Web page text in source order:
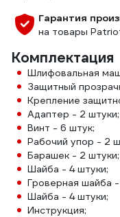
Гарантия
на товары
Комплектация
Шлифовальная
Защитный
Крепление
Адаптер - 2 штуки;
Винт - 6 штук;
Рабочий упор - 2
Барашек - 2 штуки;
Шайба - 4 штуки;
Гроверная шайба
Шайба - 4 штуки;
Инструкция;